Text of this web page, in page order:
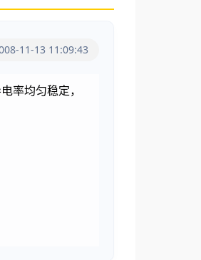
11-13 11:09:43
率均匀稳定，